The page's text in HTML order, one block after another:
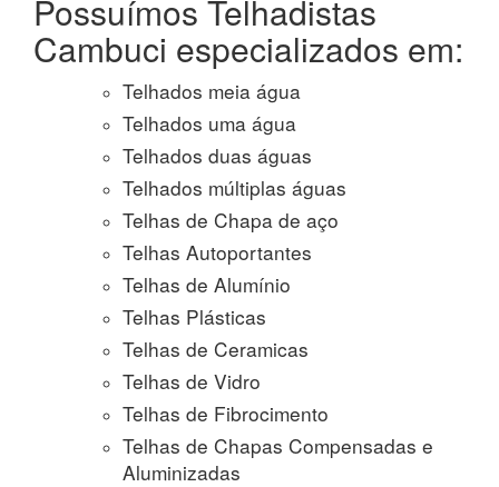
Possuímos Telhadistas
Cambuci especializados em:
Telhados meia água
Telhados uma água
Telhados duas águas
Telhados múltiplas águas
Telhas de Chapa de aço
Telhas Autoportantes
Telhas de Alumínio
Telhas Plásticas
Telhas de Ceramicas
Telhas de Vidro
Telhas de Fibrocimento
Telhas de Chapas Compensadas e
Aluminizadas